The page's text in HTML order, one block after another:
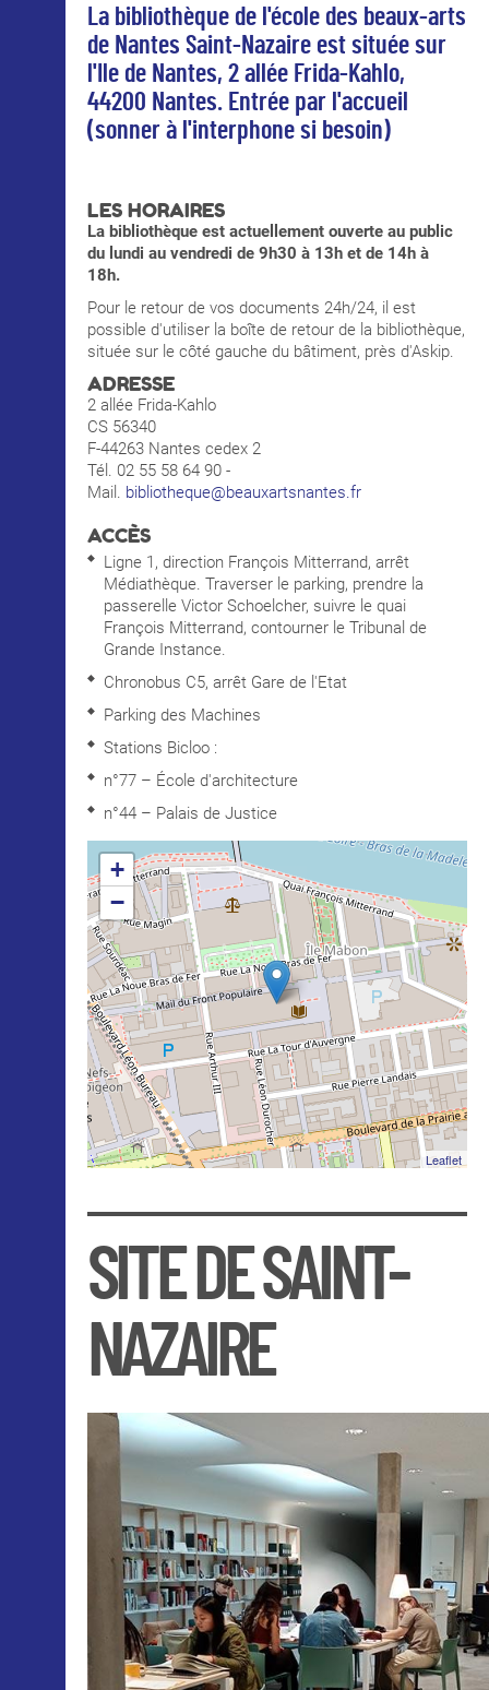
La bibliothèque de l'école des beaux-arts
de Nantes Saint-Nazaire est située sur
l'Ile de Nantes, 2 allée Frida-Kahlo,
44200 Nantes. Entrée par l'accueil
(sonner à l'interphone si besoin)
LES HORAIRES
La bibliothèque est actuellement ouverte au public
du lundi au vendredi de 9h30 à 13h et de 14h à
18h.
Pour le retour de vos documents 24h/24, il est
possible d'utiliser la boîte de retour de la bibliothèque,
située sur le côté gauche du bâtiment, près d'Askip.
ADRESSE
2 allée Frida-Kahlo
CS 56340
F-44263 Nantes cedex 2
Tél. 02 55 58 64 90 -
Mail. bibliotheque@beauxartsnantes.fr
ACCÈS
Ligne 1, direction François Mitterrand, arrêt
Médiathèque. Traverser le parking, prendre la
passerelle Victor Schoelcher, suivre le quai
François Mitterrand, contourner le Tribunal de
Grande Instance.
Chronobus C5, arrêt Gare de l'Etat
Parking des Machines
Stations Bicloo :
n°77 – École d'architecture
n°44 – Palais de Justice
+
−
Leaflet
SITE DE SAINT-
NAZAIRE